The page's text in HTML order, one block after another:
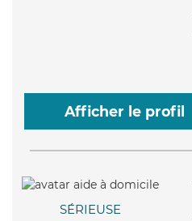
Afficher le profil
SÉRIEUSE